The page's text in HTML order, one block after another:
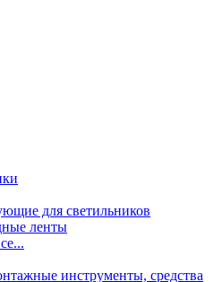
для светильников
ленты
инструменты, средства